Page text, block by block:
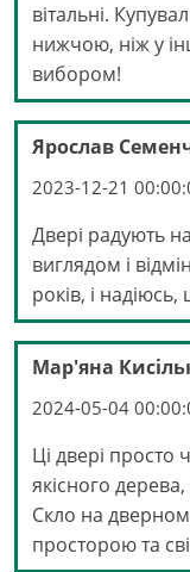
вітальні.
нижчою, ніж у
вибором!
Ярослав
2023-12-21
Двері радують
виглядом і
років, і надіюсь,
Мар'яна
2024-05-04
Ці двері просто
якісного
Скло на
просторою та